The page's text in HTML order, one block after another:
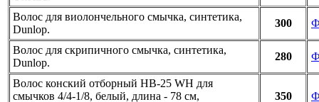
Волос для виолончельного смычка, синтетика,
Dunlop.
300
Волос для скрипичного смычка, синтетика,
Dunlop.
280
Волос конский отборный HB-25 WH для
смычков 4/4-1/8, белый, длина - 78 см,
350